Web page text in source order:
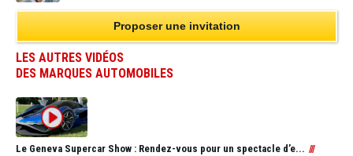
Proposer une invitation
LES AUTRES VIDÉOS
DES MARQUES AUTOMOBILES
Le Geneva Supercar Show : Rendez-vous pour un spectacle d’e...